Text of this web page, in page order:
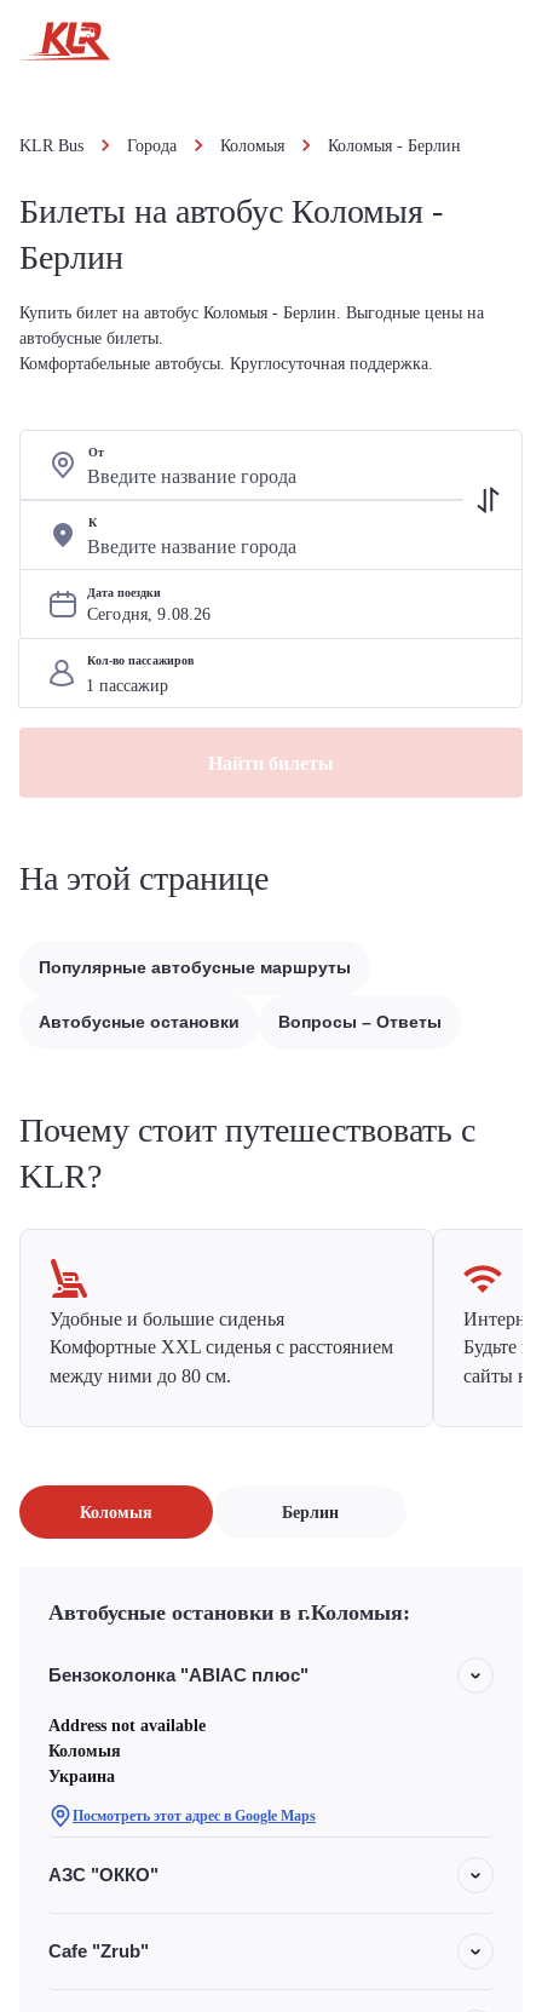
KLR Bus Города Коломыя Коломыя - Берлин
Билеты на автобус Коломыя -
Берлин
Купить билет на автобус Коломыя - Берлин. Выгодные цены на
автобусные билеты.
Комфортабельные автобусы. Круглосуточная поддержка.
От
К
Дата поездки
Сегодня, 9.08.26
Кол-во пассажиров
Найти билеты
На этой странице
Популярные автобусные маршруты
Автобусные остановки Вопросы – Ответы
Почему стоит путешествовать с
KLR?
Удобные и большие сиденья
Комфортные XXL сиденья с расстоянием
между ними до 80 см.
Будьте
сайты на
Коломыя Берлин
Автобусные остановки в г.Коломыя:
Бензоколонка "ABIAC плюс"
Address not available
Коломыя
Украина
Посмотреть этот адрес в Google Maps
АЗС "ОККО"
Cafe "Zrub"